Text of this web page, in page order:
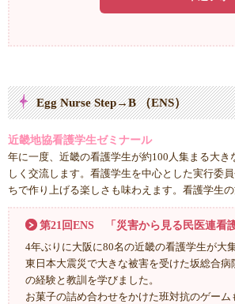
Egg Nurse Step→B （ENS）
近畿地協看護学生ゼミナール
年に一度、近畿の看護学生が約100人集まる大
しく交流します。看護学生を中心とした実行委
ちで作り上げる楽しさも味わえます。看護学生
第21回ENS 「災害から見る民医連看
4年ぶりに大阪に80名の近畿の看護学生が大
東日本大震災で大きな被害を受けた坂総合
の経験と教訓を学びました。
お菓子の詰め合わせをかけた班対抗のゲー